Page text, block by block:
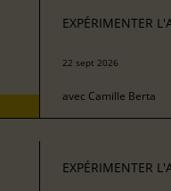
EXPÉRIMENTER
22 sept 2026
avec Camille Berta
EXPÉRIMENTER